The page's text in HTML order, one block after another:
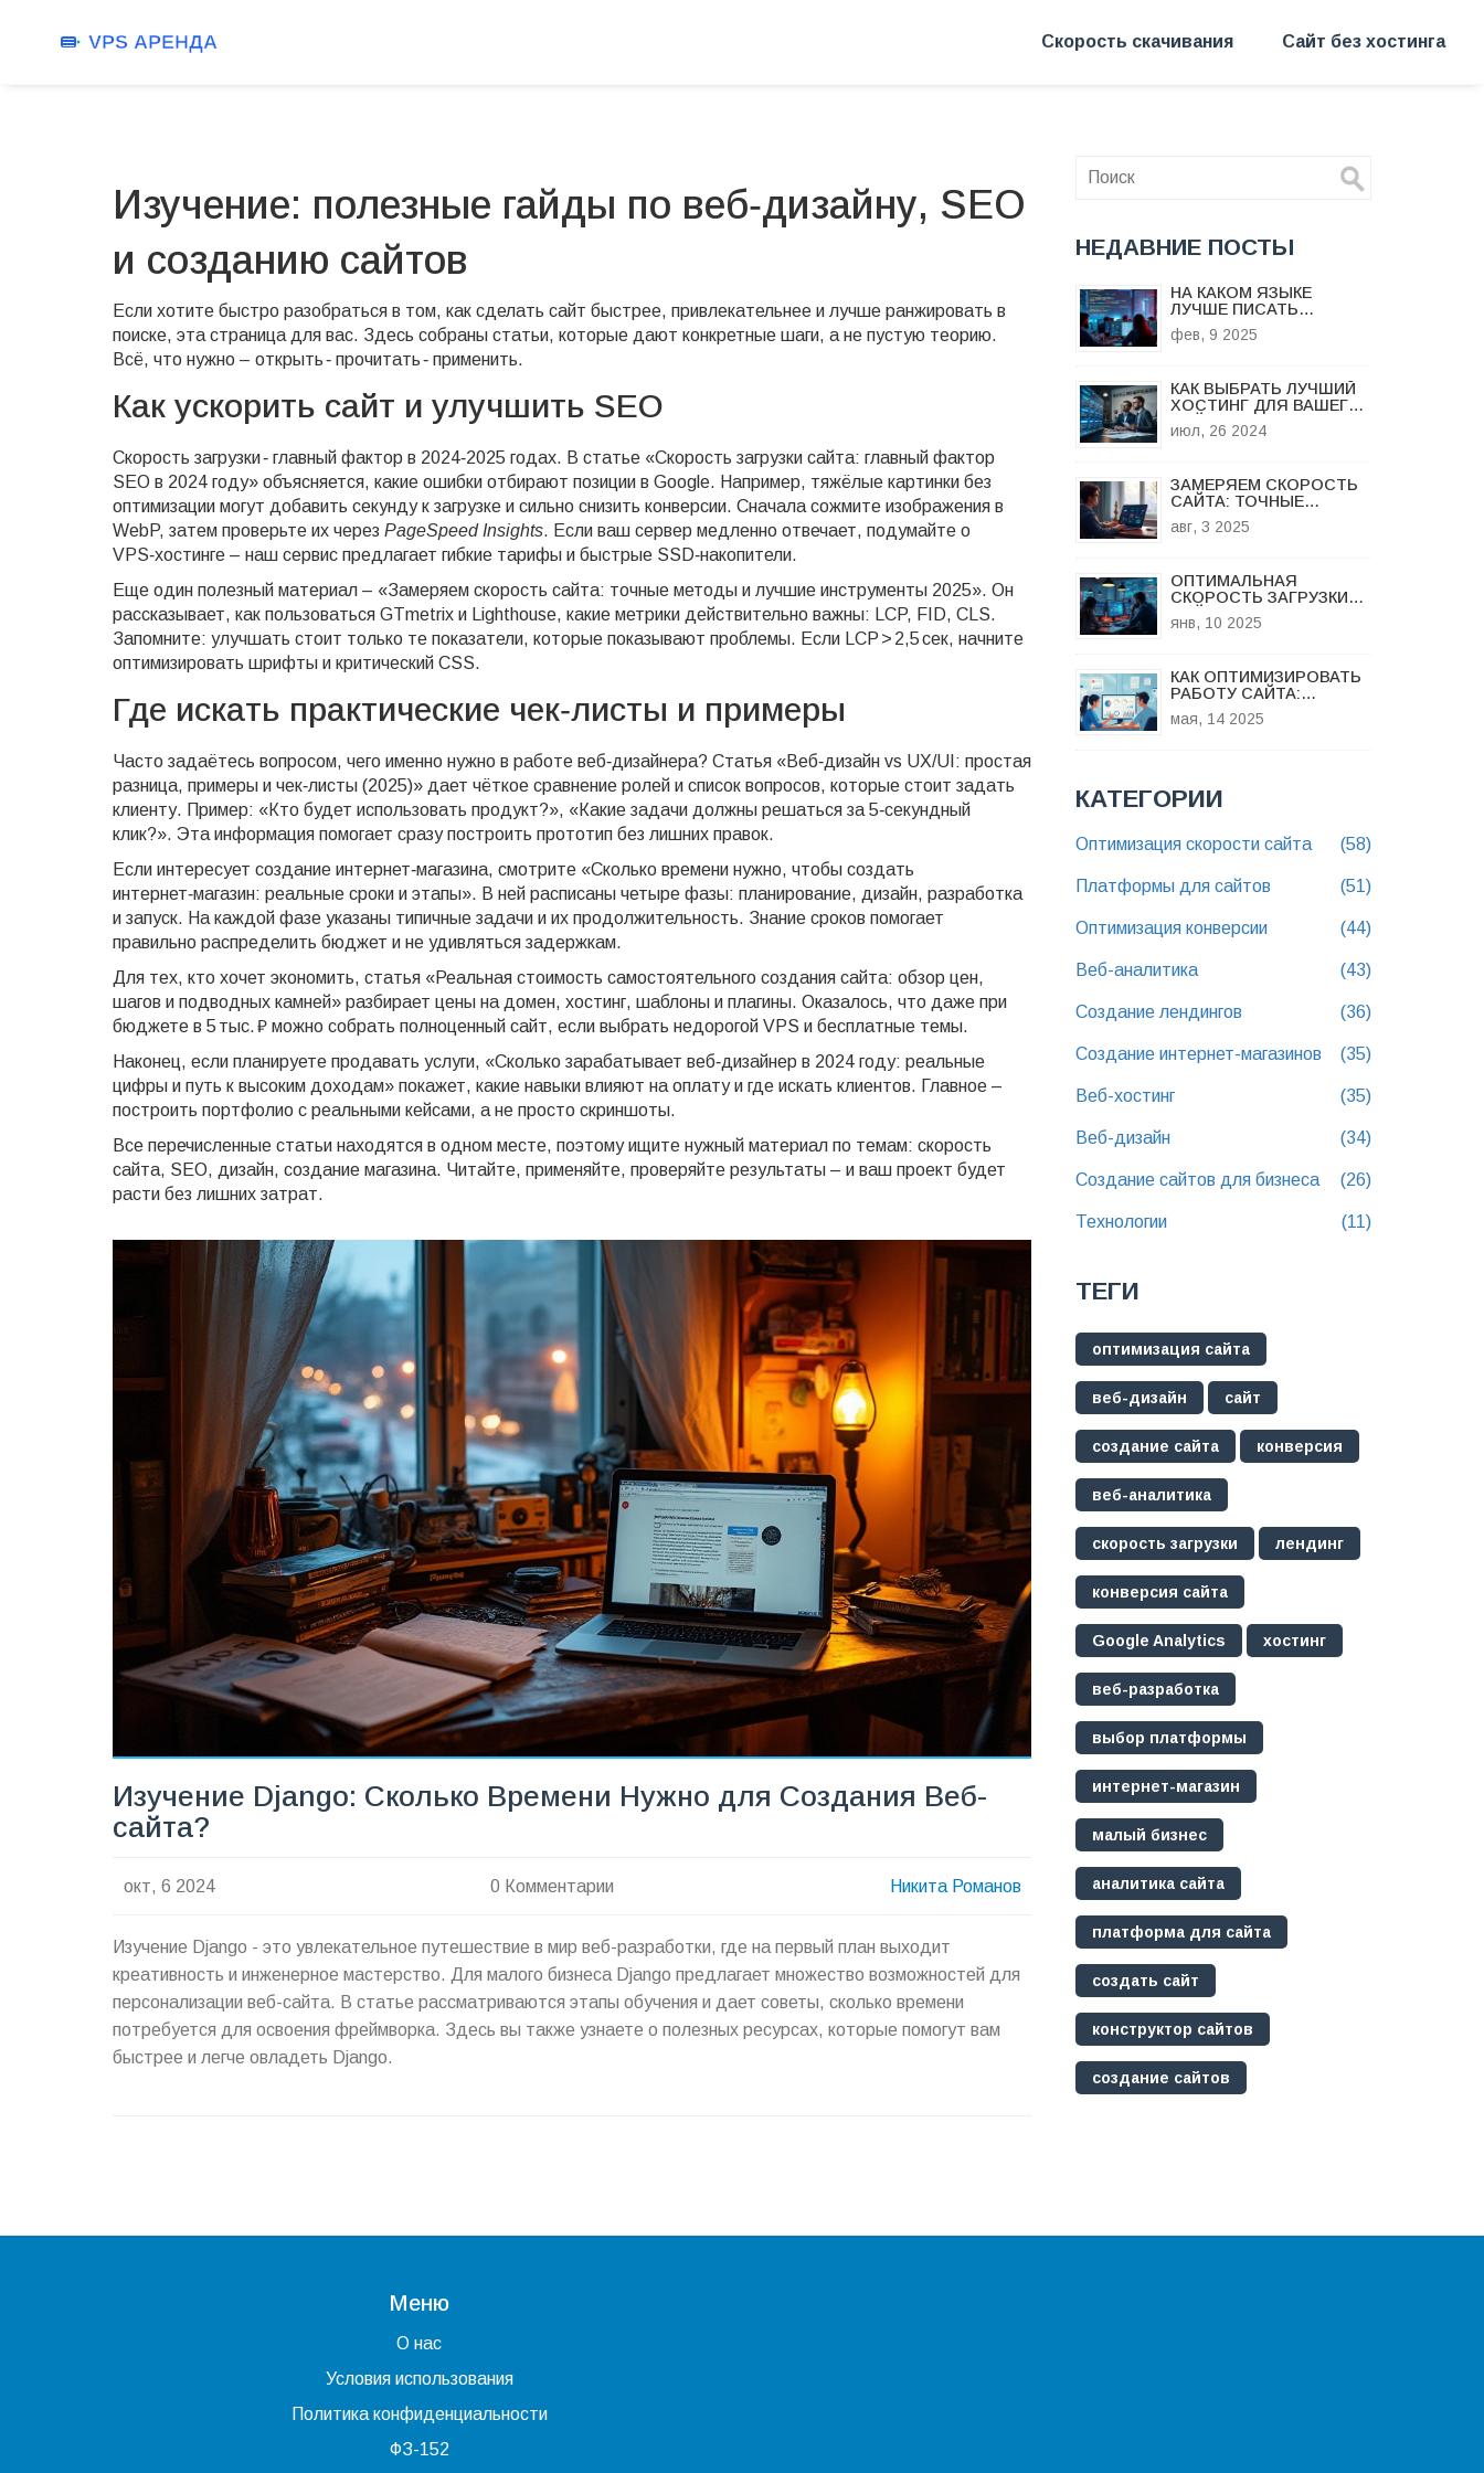
Скорость скачивания Сайт без хостинга
Изучение: полезные гайды по веб‑дизайну, SEO
и созданию сайтов
Если хотите быстро разобраться в том, как сделать сайт быстрее, привлекательнее и лучше ранжировать в
поиске, эта страница для вас. Здесь собраны статьи, которые дают конкретные шаги, а не пустую теорию.
Всё, что нужно – открыть ‑ прочитать ‑ применить.
Как ускорить сайт и улучшить SEO
Скорость загрузки ‑ главный фактор в 2024‑2025 годах. В статье «Скорость загрузки сайта: главный фактор
SEO в 2024 году» объясняется, какие ошибки отбирают позиции в Google. Например, тяжёлые картинки без
оптимизации могут добавить секунду к загрузке и сильно снизить конверсии. Сначала сожмите изображения в
WebP, затем проверьте их через PageSpeed Insights. Если ваш сервер медленно отвечает, подумайте о
VPS‑хостинге – наш сервис предлагает гибкие тарифы и быстрые SSD‑накопители.
Еще один полезный материал – «Замеряем скорость сайта: точные методы и лучшие инструменты 2025». Он
рассказывает, как пользоваться GTmetrix и Lighthouse, какие метрики действительно важны: LCP, FID, CLS.
Запомните: улучшать стоит только те показатели, которые показывают проблемы. Если LCP > 2,5 сек, начните
оптимизировать шрифты и критический CSS.
Где искать практические чек‑листы и примеры
Часто задаётесь вопросом, чего именно нужно в работе веб‑дизайнера? Статья «Веб‑дизайн vs UX/UI: простая
разница, примеры и чек‑листы (2025)» дает чёткое сравнение ролей и список вопросов, которые стоит задать
клиенту. Пример: «Кто будет использовать продукт?», «Какие задачи должны решаться за 5‑секундный
клик?». Эта информация помогает сразу построить прототип без лишних правок.
Если интересует создание интернет‑магазина, смотрите «Сколько времени нужно, чтобы создать
интернет‑магазин: реальные сроки и этапы». В ней расписаны четыре фазы: планирование, дизайн, разработка
и запуск. На каждой фазе указаны типичные задачи и их продолжительность. Знание сроков помогает
правильно распределить бюджет и не удивляться задержкам.
Для тех, кто хочет экономить, статья «Реальная стоимость самостоятельного создания сайта: обзор цен,
шагов и подводных камней» разбирает цены на домен, хостинг, шаблоны и плагины. Оказалось, что даже при
бюджете в 5 тыс. ₽ можно собрать полноценный сайт, если выбрать недорогой VPS и бесплатные темы.
Наконец, если планируете продавать услуги, «Сколько зарабатывает веб‑дизайнер в 2024 году: реальные
цифры и путь к высоким доходам» покажет, какие навыки влияют на оплату и где искать клиентов. Главное –
построить портфолио с реальными кейсами, а не просто скриншоты.
Все перечисленные статьи находятся в одном месте, поэтому ищите нужный материал по темам: скорость
сайта, SEO, дизайн, создание магазина. Читайте, применяйте, проверяйте результаты – и ваш проект будет
расти без лишних затрат.
Изучение Django: Сколько Времени Нужно для Создания Веб-
сайта?
окт, 6 2024 0 Комментарии Никита Романов
Изучение Django - это увлекательное путешествие в мир веб-разработки, где на первый план выходит
креативность и инженерное мастерство. Для малого бизнеса Django предлагает множество возможностей для
персонализации веб-сайта. В статье рассматриваются этапы обучения и дает советы, сколько времени
потребуется для освоения фреймворка. Здесь вы также узнаете о полезных ресурсах, которые помогут вам
быстрее и легче овладеть Django.
НЕДАВНИЕ ПОСТЫ
НА КАКОМ ЯЗЫКЕ
ЛУЧШЕ ПИСАТЬ
СЕРВЕР?
фев, 9 2025
КАК ВЫБРАТЬ ЛУЧШИЙ
ХОСТИНГ ДЛЯ ВАШЕГО
САЙТА: СОВЕТЫ И
РЕКОМЕНДАЦИИ
июл, 26 2024
ЗАМЕРЯЕМ СКОРОСТЬ
САЙТА: ТОЧНЫЕ
МЕТОДЫ И ЛУЧШИЕ
ИНСТРУМЕНТЫ 2025
авг, 3 2025
ОПТИМАЛЬНАЯ
СКОРОСТЬ ЗАГРУЗКИ
САЙТОВ: КАК
ОБЕСПЕЧИТЬ
янв, 10 2025
КАК ОПТИМИЗИРОВАТЬ
РАБОТУ САЙТА:
УСКОРЯЕМ ЗАГРУЗКУ
БЕЗ БОЛИ
мая, 14 2025
КАТЕГОРИИ
Оптимизация скорости сайта (58)
Платформы для сайтов (51)
Оптимизация конверсии (44)
Веб-аналитика (43)
Создание лендингов (36)
Создание интернет-магазинов (35)
Веб-хостинг (35)
Веб-дизайн (34)
Создание сайтов для бизнеса (26)
Технологии (11)
ТЕГИ
оптимизация сайта
веб-дизайн сайт
создание сайта конверсия
веб-аналитика
скорость загрузки лендинг
конверсия сайта
Google Analytics хостинг
веб-разработка
выбор платформы
интернет-магазин
малый бизнес
аналитика сайта
платформа для сайта
создать сайт
конструктор сайтов
создание сайтов
Меню
О нас
Условия использования
Политика конфиденциальности
ФЗ-152